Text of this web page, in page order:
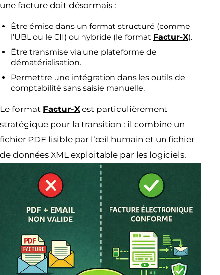
une facture doit désormais :
Être émise dans un format structuré (comme
l’UBL ou le CII) ou hybride (le format Factur-X).
Être transmise via une plateforme de
dématérialisation.
Permettre une intégration dans les outils de
comptabilité sans saisie manuelle.
Le format Factur-X est particulièrement
stratégique pour la transition : il combine un
fichier PDF lisible par l’œil humain et un fichier
de données XML exploitable par les logiciels.